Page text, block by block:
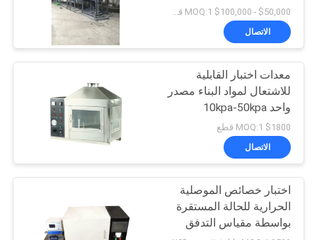
Min
$50,000 - $100,000 MOQ:1 قطع
الاتصال
معدات اختبار القابلية
للاشتعال لمواد البناء مصدر
واحد 10kpa-50kpa
$1800 MOQ:1 قطع
الاتصال
اختبار خصائص الموصلية
الحرارية للحالة المستقرة
بواسطة مقياس التدفق